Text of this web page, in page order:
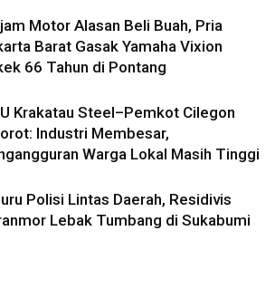
Motor Alasan Beli Buah, Pria
Barat Gasak Yamaha Vixion
66 Tahun di Pontang
Krakatau Steel–Pemkot Cilegon
Industri Membesar,
Warga Lokal Masih Tinggi
Polisi Lintas Daerah, Residivis
Lebak Tumbang di Sukabumi